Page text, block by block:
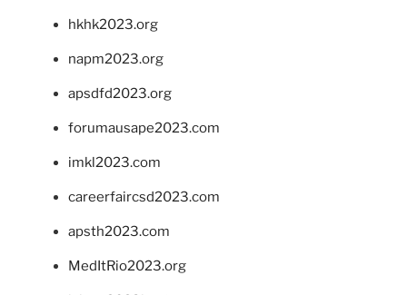
hkhk2023.org
napm2023.org
apsdfd2023.org
forumausape2023.com
imkl2023.com
careerfaircsd2023.com
apsth2023.com
MedItRio2023.org